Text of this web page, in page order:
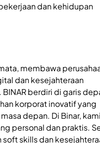
dan kehidupan
membawa
dan kesejahteraan
berdiri di garis
korporat inovatif yang
depan. Di Binar, kami
personal dan praktis.
skills dan